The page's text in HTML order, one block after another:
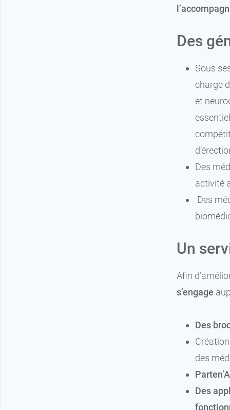
Des
Sous
charge
et
Des
activité
Des
Un
Afin
s’engage
Des
Création
des
Des